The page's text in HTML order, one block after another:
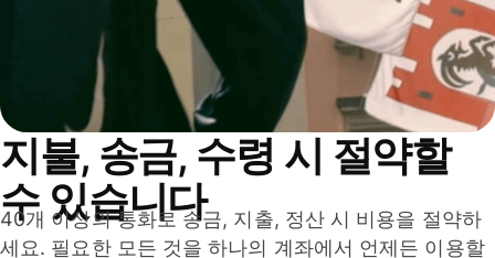
지불, 송금, 수령 시 절약할
수 있습니다
40개 이상의 통화로 송금, 지출, 정산 시 비용을 절약하
세요. 필요한 모든 것을 하나의 계좌에서 언제든 이용할